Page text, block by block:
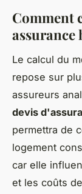
Comment
assurance
Le calcul du
repose sur
assureurs
devis
permettra de
logement
car elle
et les coûts